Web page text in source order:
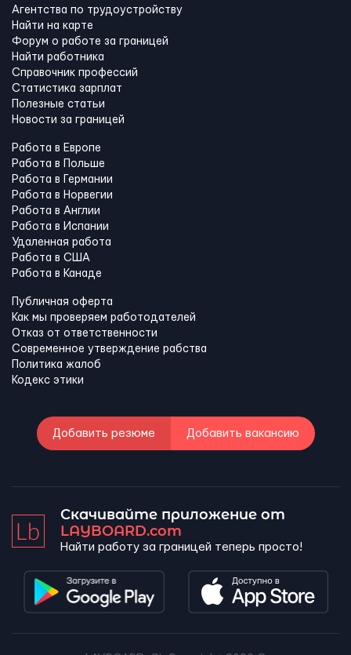
Агентства по трудоустройству
Найти на карте
Форум о работе за границей
Найти работника
Справочник профессий
Статистика зарплат
Полезные статьи
Новости за границей
Работа в Европе
Работа в Польше
Работа в Германии
Работа в Норвегии
Работа в Англии
Работа в Испании
Удаленная работа
Работа в США
Работа в Канадe
Публичная оферта
Как мы проверяем работодателей
Отказ от ответственности
Современное утверждение рабства
Политика жалоб
Кодекс этики
Добавить резюме Добавить вакансию
Скачивайте приложение от
LAYBOARD.com
Найти работу за границей теперь просто!